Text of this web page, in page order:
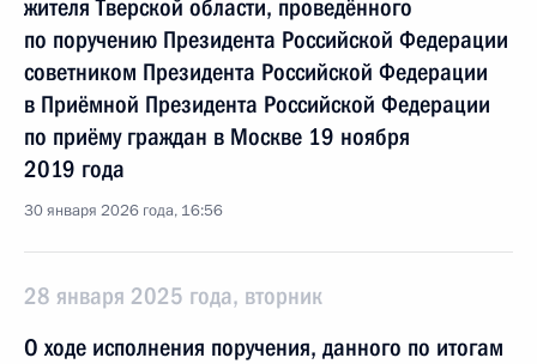
жителя Тверской области, проведённого
по поручению Президента Российской Федерации
советником Президента Российской Федерации
в Приёмной Президента Российской Федерации
по приёму граждан в Москве 19 ноября
2019 года
30 января 2026 года, 16:56
28 января 2025 года, вторник
О ходе исполнения поручения, данного по итогам